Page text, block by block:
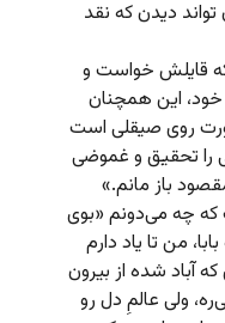
دیدن که نقد
قایلش خواست و
این همچنان
روی صیقلی است
را تحقیق و غموضی
باز مانم.»
که چه می‌دونم «بوی
من تا یاد دارم
آباد شده از بیرون
ولی عالمِ دل رو